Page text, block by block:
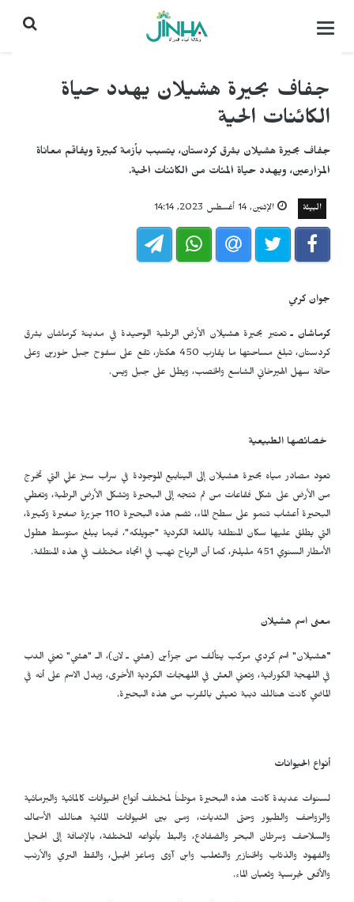
التحكم
جفاف بحيرة هشيلان يهدد حياة
الكائنات الحية
جفاف بحيرة هشيلان بشرق كردستان، يتسبب بأزمة كبيرة ويفاقم معاناة
المزارعين، ويهدد حياة المئات من الكائنات الحية.
البيئة الإثنين, 14 أغسطس 2023, 14:14
جوان کرمي
کرماشان ـتعتبر بحيرة هشیلان الأرض الرطبة الوحيدة في مدينة كرماشان بشرق
كردستان، تبلغ مساحتها ما يقارب 450 هكتار، تقع على سفوح جبل خورين وعلى
حافة سهل الهيرخاني الشاسع والخصب، ويطل على جبل ويس.
خصائصها الطبيعية
تعود مصادر مياه بحيرة هشيلان إلى الينابيع الموجودة في سراب سبز علي التي تخرج
من الأرض على شكل فقاعات من ثم تتجه إلى البحيرة وتشكل الأرض الرطبة، وتغطي
البحيرة أعشاب تنمو على سطح الماء، تضم هذه البحيرة 110 جزيرة صغيرة وكبيرة،
التي يطلق عليها سكان المنطقة باللغة الكردية "جویلكه"، فيما يبلغ متوسط هطول
الأمطار السنوي 451 مليلتر، كما أن الرياح تهب في اتجاه مختلف في هذه المنطقة.
معنى اسم هشيلان
"هشيلان" اسم كردي مركب يتألف من جزأين (هشي ـ لان)، الـ "هشي" تعني الدب
في اللهجة الكورانية، وتعني العش في اللهجات الكردية الأخرى، ويدل الاسم على أنه في
الماضي كانت هنالك دببة تعيش بالقرب من هذه البحيرة.
أنواع الحيوانات
لسنوات عديدة كانت هذه البحيرة موطناً لمختلف أنواع الحيوانات كالمائية والبرمائية
والزواحف والطيور وحتى الثديات، ومن بين الحيوانات المائية هنالك الأسماك
والسلاحف وسرطان البحر والضفادع، والبط بأنواعه المختلفة، بالإضافة إلى الحجل
والفهود والذئاب والخنازير والثعلب وابن آوى وماعز الجبل، والقط البري والأرنب
والأفعى لجرسية وثعبان الماء.